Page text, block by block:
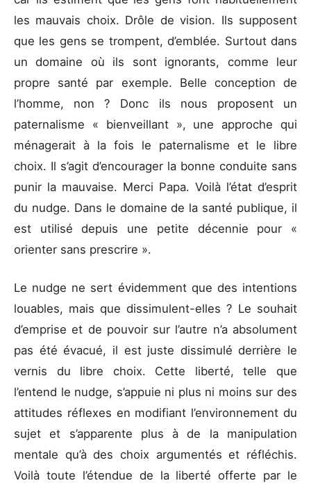
les mauvais choix. Drôle de vision. Ils supposent
que les gens se trompent, d’emblée. Surtout dans
un domaine où ils sont ignorants, comme leur
propre santé par exemple. Belle conception de
l’homme, non ? Donc ils nous proposent un
paternalisme « bienveillant », une approche qui
ménagerait à la fois le paternalisme et le libre
choix. Il s’agit d’encourager la bonne conduite sans
punir la mauvaise. Merci Papa. Voilà l’état d’esprit
du nudge. Dans le domaine de la santé publique, il
est utilisé depuis une petite décennie pour «
orienter sans prescrire ».
Le nudge ne sert évidemment que des intentions
louables, mais que dissimulent-elles ? Le souhait
d’emprise et de pouvoir sur l’autre n’a absolument
pas été évacué, il est juste dissimulé derrière le
vernis du libre choix. Cette liberté, telle que
l’entend le nudge, s’appuie ni plus ni moins sur des
attitudes réflexes en modifiant l’environnement du
sujet et s’apparente plus à de la manipulation
mentale qu’à des choix argumentés et réfléchis.
Voilà toute l’étendue de la liberté offerte par le